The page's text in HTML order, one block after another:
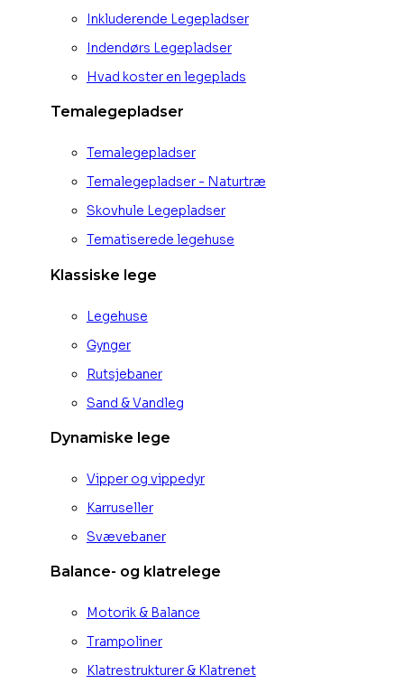
Inkluderende Legepladser
Indendørs Legepladser
Hvad koster en legeplads
Temalegepladser
Temalegepladser
Temalegepladser - Naturtræ
Skovhule Legepladser
Tematiserede legehuse
Klassiske lege
Legehuse
Gynger
Rutsjebaner
Sand & Vandleg
Dynamiske lege
Vipper og vippedyr
Karruseller
Svævebaner
Balance- og klatrelege
Motorik & Balance
Trampoliner
Klatrestrukturer & Klatrenet